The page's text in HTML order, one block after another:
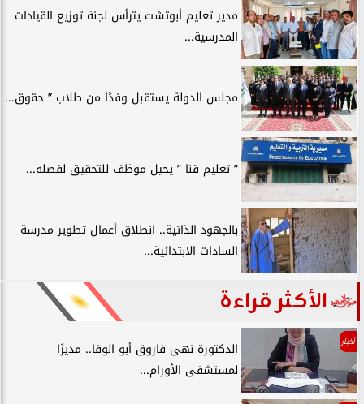
مدير تعليم أبوتشت يترأس لجنة توزيع القيادات
المدرسية...
مجلس الدولة يستقبل وفدًا من طلاب ” حقوق...
” تعليم قنا ” يحيل موظف للتحقيق لفصله...
بالجهود الذاتية.. انطلاق أعمال تطوير مدرسة
السادات الابتدائية...
الأكثر قراءة
أخبار
الدكتورة نهى فاروق أبو الوفا.. مديرًا
لمستشفى الأورام...